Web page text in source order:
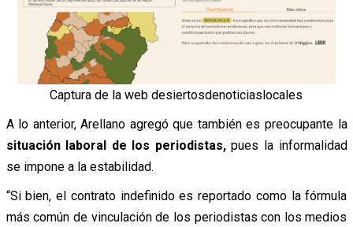
Captura de la web desiertosdenoticiaslocales
A lo anterior, Arellano agregóque también es preocupante la
situación laboral de los periodistas,pues la informalidad
se impone a la estabilidad.
“Si bien, el contrato indefinido es reportado como la fórmula
más común de vinculación de los periodistas con los medios